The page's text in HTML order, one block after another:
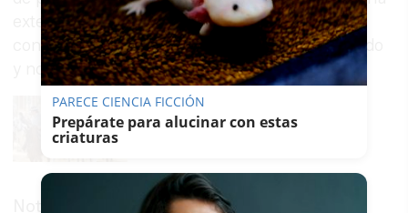
extender el contrato hasta 2035. Este nuevo
contrato sustituye al anterior, que ya ha concluido
y no contemplaba la opción de prórroga.
Noticia relacionada
PARECE CIENCIA FICCIÓN
Prepárate para alucinar con estas
criaturas